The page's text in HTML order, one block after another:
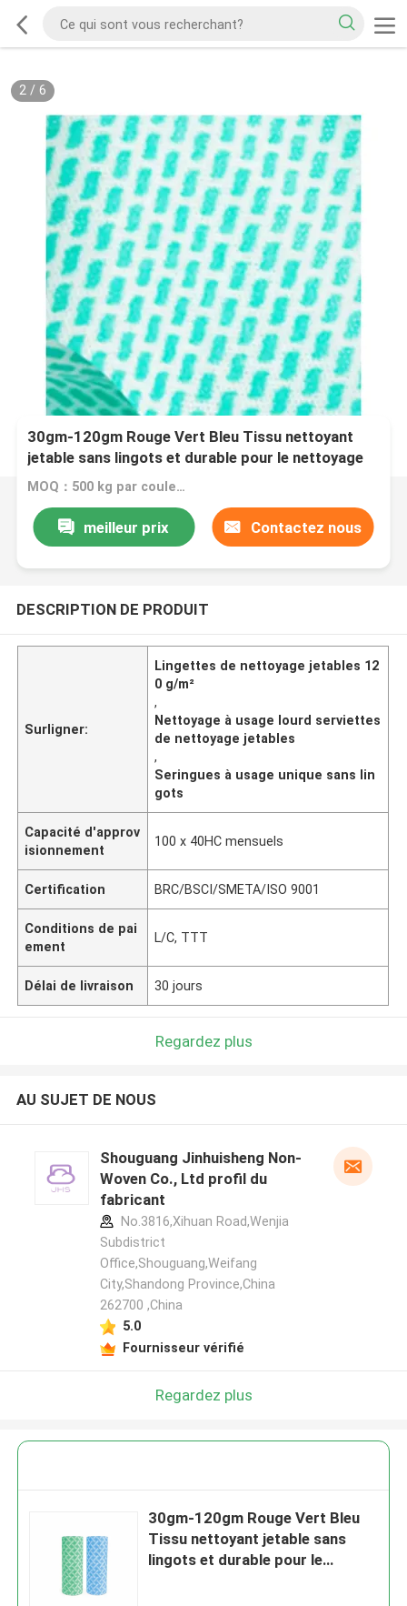
2/ 6
30gm-120gm Rouge Vert Bleu Tissu nettoyant
jetable sans lingots et durable pour le nettoyage
lourd
MOQ：500 kg par couleur
meilleur prix Contactez nous
DESCRIPTION DE PRODUIT
Surligner:
Lingettes de nettoyage jetables 12
0 g/m²
,
Nettoyage à usage lourd serviettes
de nettoyage jetables
,
Seringues à usage unique sans lin
gots
Capacité d'approv
isionnement
100 x 40HC mensuels
Certification BRC/BSCI/SMETA/ISO 9001
Conditions de pai
ement
L/C, TTT
Délai de livraison 30 jours
Regardez plus
AU SUJET DE NOUS
Shouguang Jinhuisheng Non-
Woven Co., Ltd profil du
fabricant
No.3816,Xihuan Road,Wenjia
Subdistrict
Office,Shouguang,Weifang
City,Shandong Province,China
262700 ,China
5.0
Fournisseur vérifié
Regardez plus
30gm-120gm Rouge Vert Bleu
Tissu nettoyant jetable sans
lingots et durable pour le